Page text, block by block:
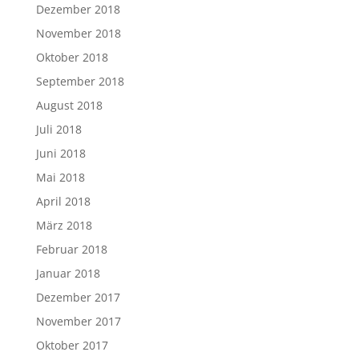
Dezember 2018
November 2018
Oktober 2018
September 2018
August 2018
Juli 2018
Juni 2018
Mai 2018
April 2018
März 2018
Februar 2018
Januar 2018
Dezember 2017
November 2017
Oktober 2017